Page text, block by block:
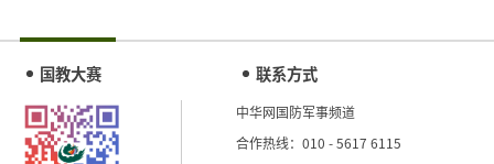
国教大赛 联系方式
中华网国防军事频道
合作热线：010 - 5617 6115